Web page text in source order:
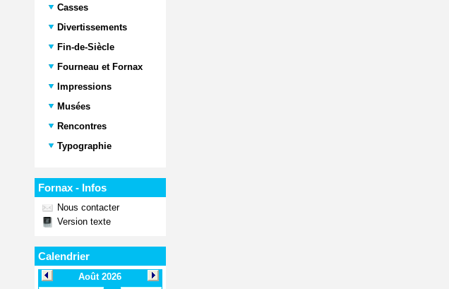
Casses
Divertissements
Fin-de-Siècle
Fourneau et Fornax
Impressions
Musées
Rencontres
Typographie
Fornax - Infos
Nous contacter
Version texte
Calendrier